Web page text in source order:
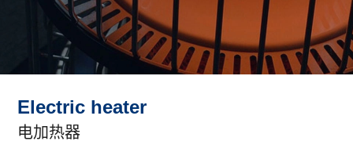
Electric heater
电加热器